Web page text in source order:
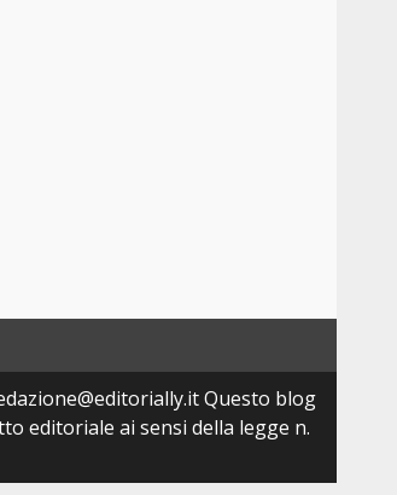
Questo blog
editoriale ai sensi della legge n.